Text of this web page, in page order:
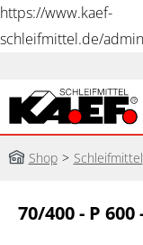
https://www.kaef-
schleifmittel.de/
Shop > Schleifmittel
70/400 - P